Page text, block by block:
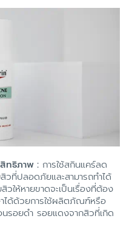
ทธิภาพ : การใช้สกินแคร์ลด
วที่ปลอดภัยและสามารถทำได้
ให้หายขาดจะเป็นเรื่องที่ต้อง
าได้ด้วยการใช้ผลิตภัณฑ์หรือ
รอยดำ รอยแดงจากสิวที่เกิด